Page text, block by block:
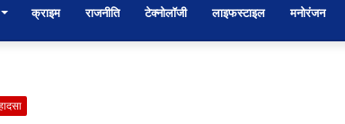
क्राइम राजनीति टेक्नोलॉजी लाइफस्टाइल मनोरंजन